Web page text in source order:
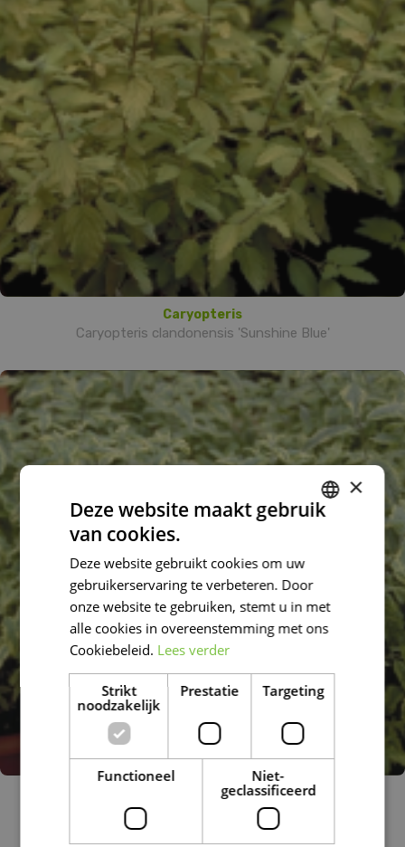
Caryopteris
Caryopteris clandonensis 'Sunshine Blue'
Caryopteris
Caryopteris clandonensis 'Summer Sorbet'
×
Deze website maakt gebruik
van cookies.
Deze website gebruikt cookies om uw
gebruikerservaring te verbeteren. Door
onze website te gebruiken, stemt u in met
alle cookies in overeenstemming met ons
Cookiebeleid. Lees verder
Strikt
noodzakelijk
Prestatie Targeting
Functioneel
Niet-
geclassificeerd